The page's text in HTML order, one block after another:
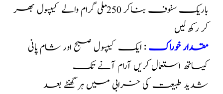
باریک سفوف بناکر 250 ملی گرام والے کیپسول بھر
کر رکھ لیں
مقدار خوراک: ایک کیپسول صبح اور شام پانی
کیساتھ استعمال کریں آرام آنے تک
شدید طبیعت کی خرابی میں ہر گھنٹے بعد